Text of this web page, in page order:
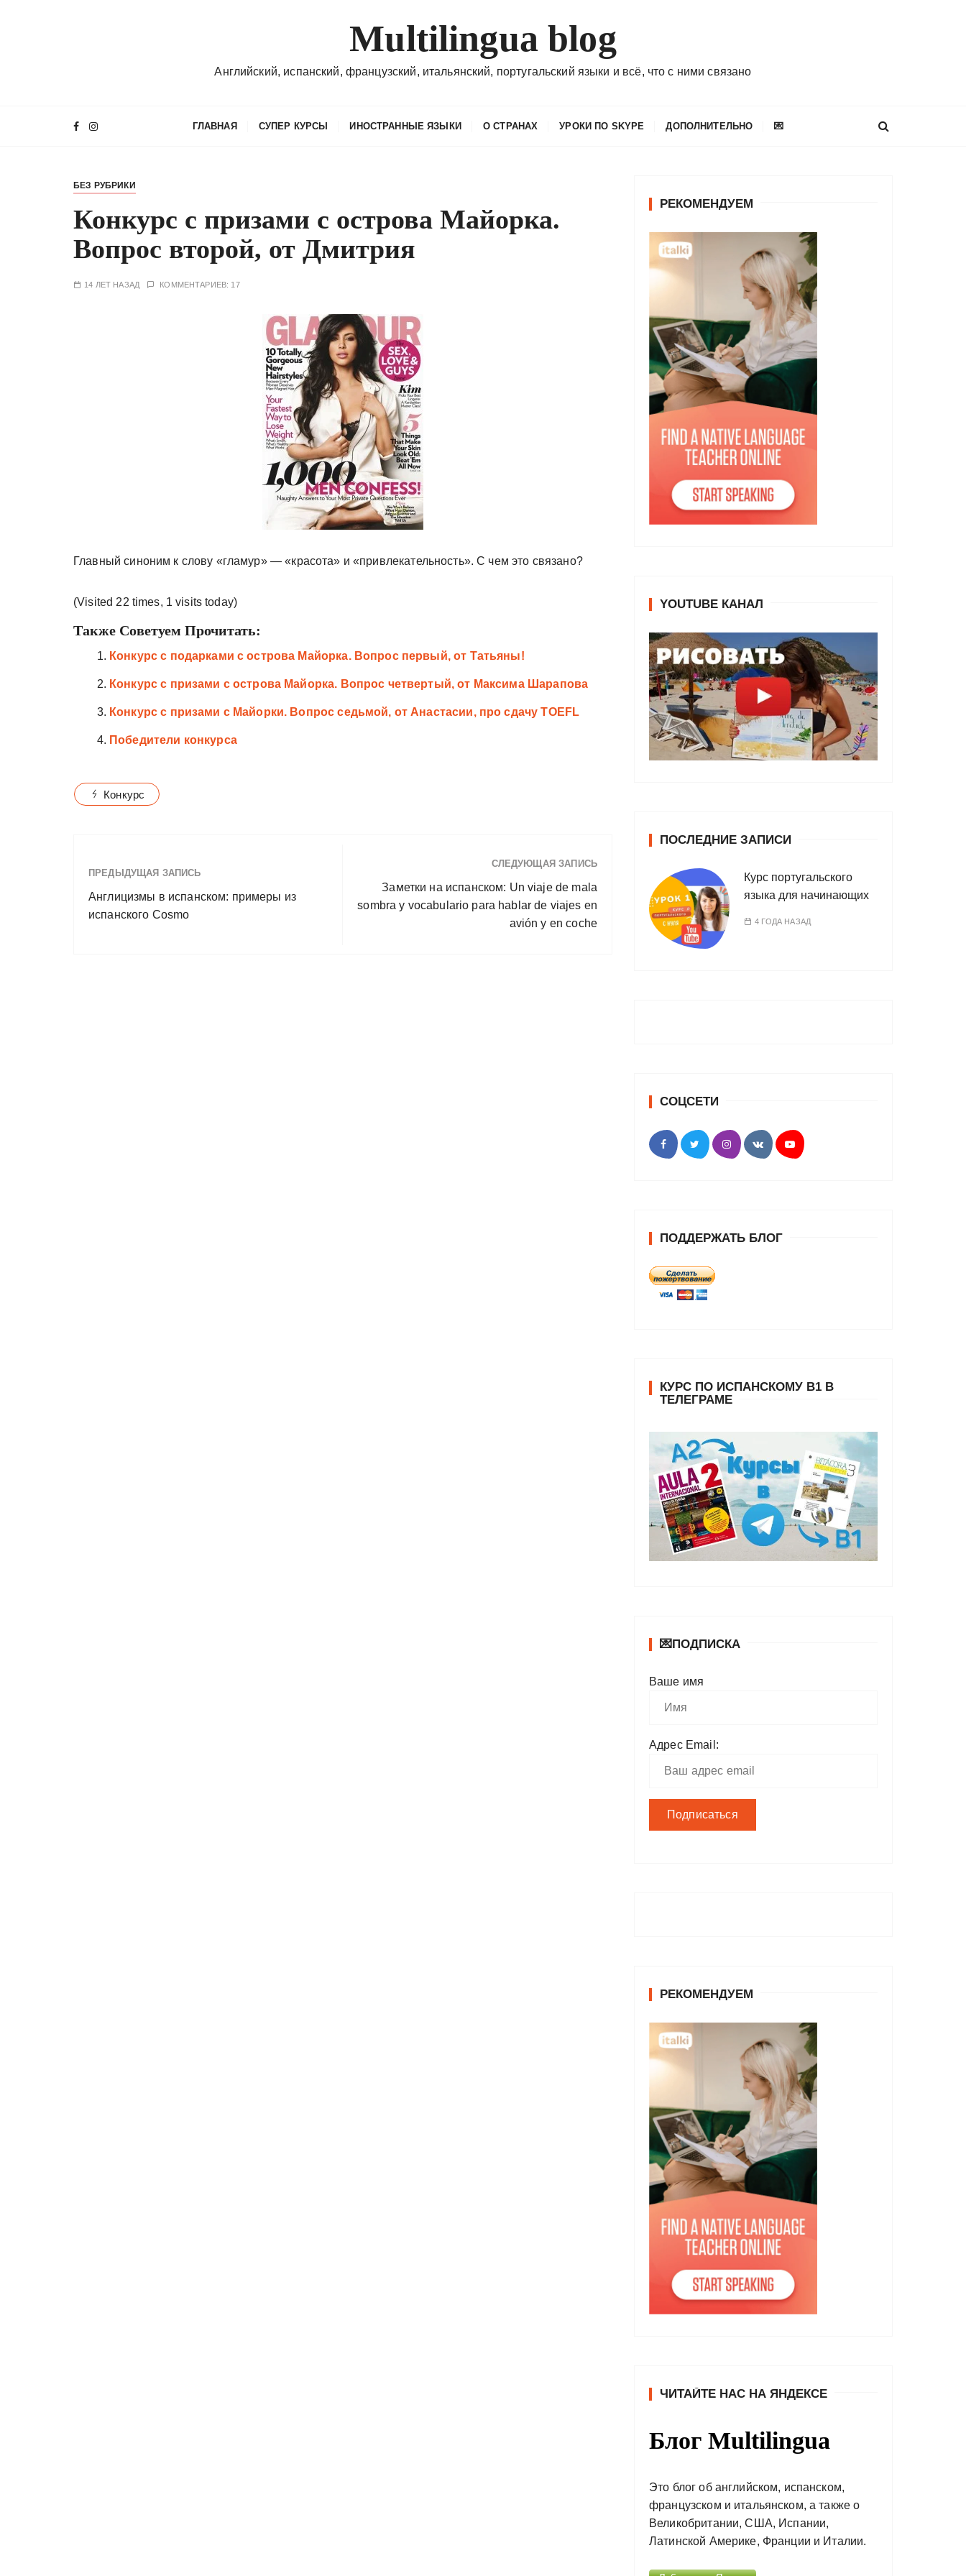
Multilingua blog
Английский, испанский, французский, итальянский, португальский языки и всё, что с ними связано
ГЛАВНАЯ СУПЕР КУРСЫ ИНОСТРАННЫЕ ЯЗЫКИ О СТРАНАХ УРОКИ ПО SKYPE ДОПОЛНИТЕЛЬНО 💌
БЕЗ РУБРИКИ
Конкурс с призами с острова Майорка.
Вопрос второй, от Дмитрия
14 ЛЕТ НАЗАД КОММЕНТАРИЕВ: 17
Главный синоним к слову «гламур» — «красота» и «привлекательность». С чем это связано?
(Visited 22 times, 1 visits today)
Также Советуем Прочитать:
Конкурс с подарками с острова Майорка. Вопрос первый, от Татьяны!
Конкурс с призами с острова Майорка. Вопрос четвертый, от Максима Шарапова
Конкурс с призами с Майорки. Вопрос седьмой, от Анастасии, про сдачу TOEFL
Победители конкурса
Конкурс
ПРЕДЫДУЩАЯ ЗАПИСЬ
Англицизмы в испанском: примеры из
испанского Cosmo
СЛЕДУЮЩАЯ ЗАПИСЬ
Заметки на испанском: Un viaje de mala
sombra y vocabulario para hablar de viajes en
avión y en coche
РЕКОМЕНДУЕМ
YOUTUBE КАНАЛ
ПОСЛЕДНИЕ ЗАПИСИ
Курс португальского
языка для начинающих
4 ГОДА НАЗАД
СОЦСЕТИ
ПОДДЕРЖАТЬ БЛОГ
КУРС ПО ИСПАНСКОМУ В1 В
ТЕЛЕГРАМЕ
💌ПОДПИСКА
Ваше имя
Адрес Email:
РЕКОМЕНДУЕМ
ЧИТАЙТЕ НАС НА ЯНДЕКСЕ
Блог Multilingua
Это блог об английском, испанском,
французском и итальянском, а также о
Великобритании, США, Испании,
Латинской Америке, Франции и Италии.